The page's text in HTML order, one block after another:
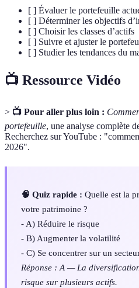
[ ] Évaluer le portefeuille
[ ] Déterminer les objectifs
[ ] Choisir les classes d’actifs
[ ] Suivre et ajuster le
[ ] Studier les tendances du
📺 Ressource Vidéo
> 📺 Pour aller plus loin :
portefeuille, une analyse complète
Recherchez sur YouTube :
2026".
🧠 Quiz rapide : Quelle est la
votre patrimoine ?
- A) Réduire le risque
- B) Augmenter la volatilité
- C) Se concentrer sur un
Réponse : A — La
risque sur plusieurs actifs.